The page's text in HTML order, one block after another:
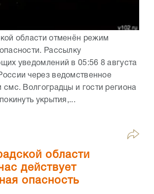
области отменён режим
Рассылку
уведомлений в 05:56 8 августа
через ведомственное
смс. Волгоградцы и гости региона
укрытия,...
области
действует
опасность